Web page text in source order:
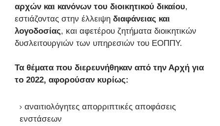
αρχών και κανόνων του διοικητικού δικαίου,
εστιάζοντας στην έλλειψη διαφάνειας και
λογοδοσίας, και αφετέρου ζητήματα διοικητικών
δυσλειτουργιών των υπηρεσιών του ΕΟΠΠΥ.
Τα θέματα που διερευνήθηκαν από την Αρχή για
το 2022, αφορούσαν κυρίως:
αναιτιολόγητες απορριπτικές αποφάσεις
ενστάσεων